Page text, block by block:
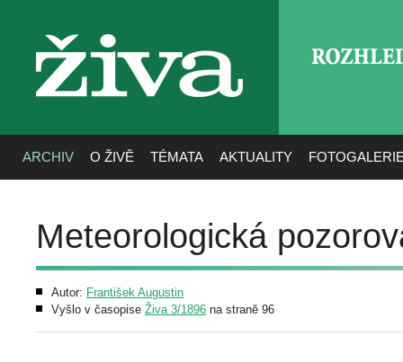
živa
ARCHIV O ŽIVĚ TÉMATA AKTUALITY
Meteorologická
Autor: František Augustin
Vyšlo v časopise Živa 3/1896 na straně 96